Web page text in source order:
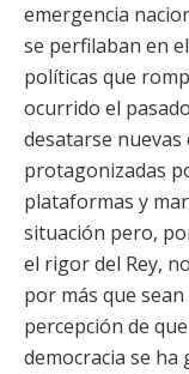
emergencia
se perfilaban en
políticas que
ocurrido el
desatarse nuevas
protagonizadas
plataformas y
situación pero,
el rigor del Rey,
por más que
percepción de
democracia se ha